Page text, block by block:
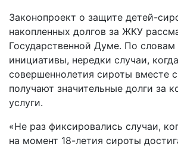
Законопроект о защите детей-
накопленных долгов за ЖКУ
Государственной Думе. По словам
инициативы, нередки случаи,
совершеннолетия сироты вместе
получают значительные долги за
услуги.
«Не раз фиксировались случаи,
на момент 18-летия сироты